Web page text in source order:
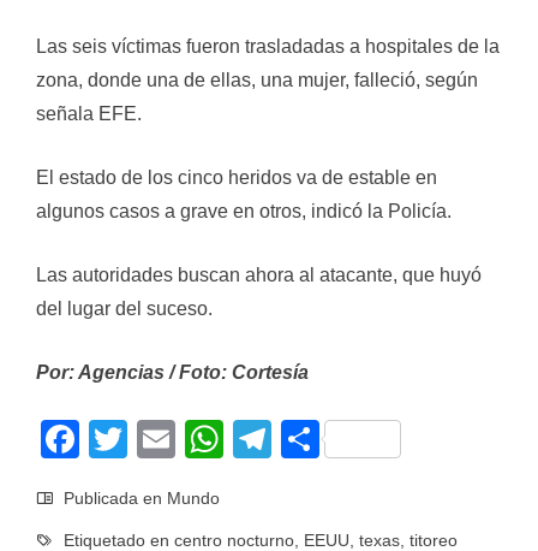
Las seis víctimas fueron trasladadas a hospitales de la
zona, donde una de ellas, una mujer, falleció, según
señala EFE.
El estado de los cinco heridos va de estable en
algunos casos a grave en otros, indicó la Policía.
Las autoridades buscan ahora al atacante, que huyó
del lugar del suceso.
Por: Agencias / Foto: Cortesía
Facebook
Twitter
EmailWhatsApp
Telegram
Compartir
Publicada en Mundo
Etiquetado en centro nocturno EEUU texas titoreo